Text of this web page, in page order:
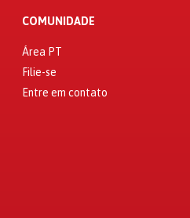
COMUNIDADE
Área PT
Filie-se
Entre em contato